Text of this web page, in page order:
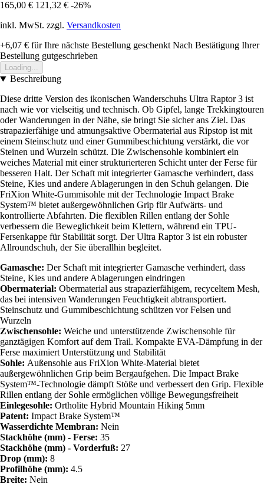
165,00 € 121,32 € -26%
inkl. MwSt. zzgl. Versandkosten
+6,07 € für Ihre nächste Bestellung geschenkt Nach Bestätigung Ihrer
Bestellung gutgeschrieben
Loading...
Beschreibung
Diese dritte Version des ikonischen Wanderschuhs Ultra Raptor 3 ist
nach wie vor vielseitig und technisch. Ob Gipfel, lange Trekkingtouren
oder Wanderungen in der Nähe, sie bringt Sie sicher ans Ziel. Das
strapazierfähige und atmungsaktive Obermaterial aus Ripstop ist mit
einem Steinschutz und einer Gummibeschichtung verstärkt, die vor
Steinen und Wurzeln schützt. Die Zwischensohle kombiniert ein
weiches Material mit einer strukturierteren Schicht unter der Ferse für
besseren Halt. Der Schaft mit integrierter Gamasche verhindert, dass
Steine, Kies und andere Ablagerungen in den Schuh gelangen. Die
FriXion White-Gummisohle mit der Technologie Impact Brake
System™ bietet außergewöhnlichen Grip für Aufwärts- und
kontrollierte Abfahrten. Die flexiblen Rillen entlang der Sohle
verbessern die Beweglichkeit beim Klettern, während ein TPU-
Fersenkappe für Stabilität sorgt. Der Ultra Raptor 3 ist ein robuster
Allroundschuh, der Sie überallhin begleitet.
Gamasche: Der Schaft mit integrierter Gamasche verhindert, dass
Steine, Kies und andere Ablagerungen eindringen
Obermaterial: Obermaterial aus strapazierfähigem, recyceltem Mesh,
das bei intensiven Wanderungen Feuchtigkeit abtransportiert.
Steinschutz und Gummibeschichtung schützen vor Felsen und
Wurzeln
Zwischensohle: Weiche und unterstützende Zwischensohle für
ganztägigen Komfort auf dem Trail. Kompakte EVA-Dämpfung in der
Ferse maximiert Unterstützung und Stabilität
Sohle: Außensohle aus FriXion White-Material bietet
außergewöhnlichen Grip beim Bergaufgehen. Die Impact Brake
System™-Technologie dämpft Stöße und verbessert den Grip. Flexible
Rillen entlang der Sohle ermöglichen völlige Bewegungsfreiheit
Einlegesohle: Ortholite Hybrid Mountain Hiking 5mm
Patent: Impact Brake System™
Wasserdichte Membran: Nein
Stackhöhe (mm) - Ferse: 35
Stackhöhe (mm) - Vorderfuß: 27
Drop (mm): 8
Profilhöhe (mm): 4.5
Breite: Nein